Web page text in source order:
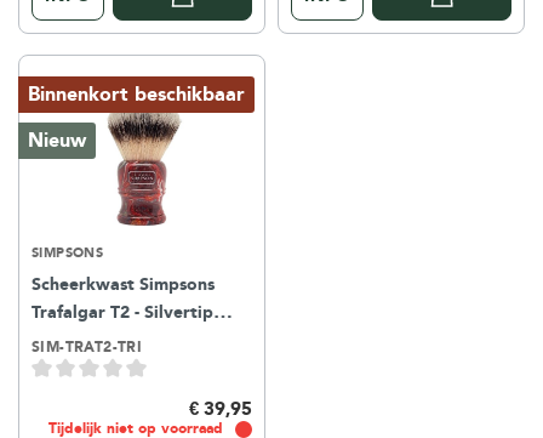
Binnenkort beschikbaar
Nieuw
SIMPSONS
Scheerkwast Simpsons
Trafalgar T2 - Silvertip
Fibre - Triton
SIM-TRAT2-TRI
€ 39,95
Tijdelijk niet op voorraad